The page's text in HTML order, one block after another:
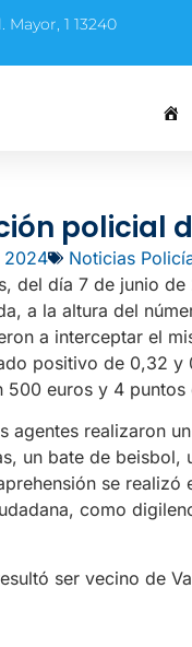
Mayor, 1 13240
policial
2024
Noticias
del día 7 de junio
a la altura del
a interceptar el
positivo de 0,32
500 euros y 4 puntos
agentes realizaron
un bate de beisbol,
se
como
ser vecino de